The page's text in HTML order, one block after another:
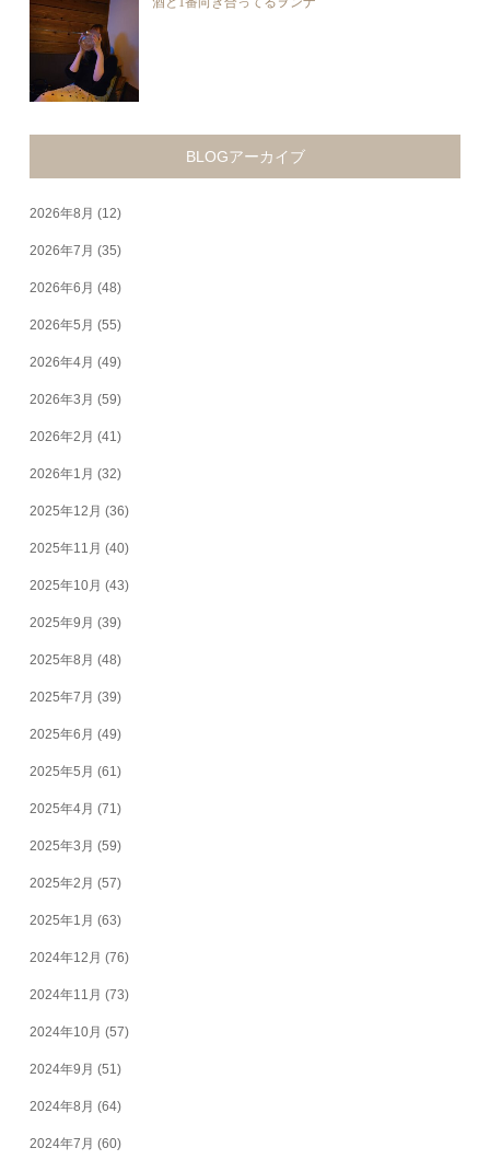
BLOGアーカイブ
2026年8月 (12)
2026年7月 (35)
2026年6月 (48)
2026年5月 (55)
2026年4月 (49)
2026年3月 (59)
2026年2月 (41)
2026年1月 (32)
2025年12月 (36)
2025年11月 (40)
2025年10月 (43)
2025年9月 (39)
2025年8月 (48)
2025年7月 (39)
2025年6月 (49)
2025年5月 (61)
2025年4月 (71)
2025年3月 (59)
2025年2月 (57)
2025年1月 (63)
2024年12月 (76)
2024年11月 (73)
2024年10月 (57)
2024年9月 (51)
2024年8月 (64)
2024年7月 (60)